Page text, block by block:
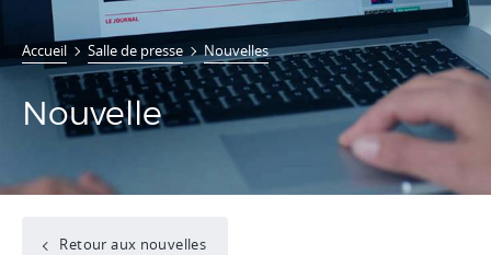
Accueil Salle de presse Nouvelles
Nouvelle
Retour aux nouvelles